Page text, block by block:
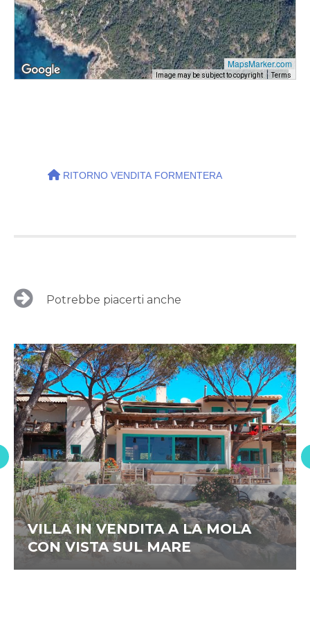
MapsMarker.com
Image may be subject to copyright Terms
RITORNO VENDITA FORMENTERA
Potrebbe piacerti anche
VILLA IN VENDITA A LA MOLA
CON VISTA SUL MARE